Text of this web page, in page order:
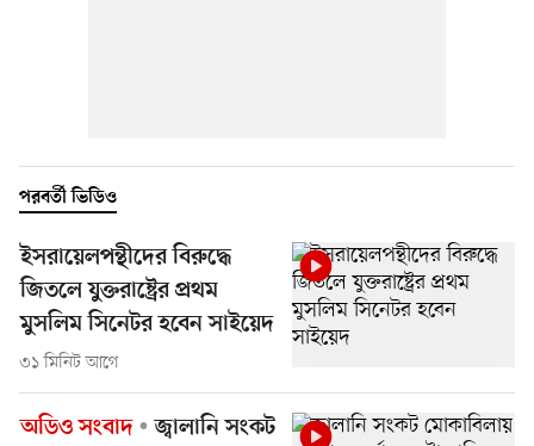
পরবর্তী ভিডিও
ইসরায়েলপন্থীদের বিরুদ্ধে
জিতলে যুক্তরাষ্ট্রের প্রথম
মুসলিম সিনেটর হবেন সাইয়েদ
৩১ মিনিট আগে
অডিও সংবাদ
জ্বালানি সংকট